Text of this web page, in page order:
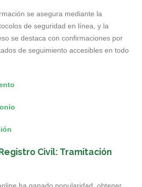
se asegura mediante la
de seguridad en línea, y la
se destaca con confirmaciones por
de seguimiento accesibles en todo
Civil: Tramitación